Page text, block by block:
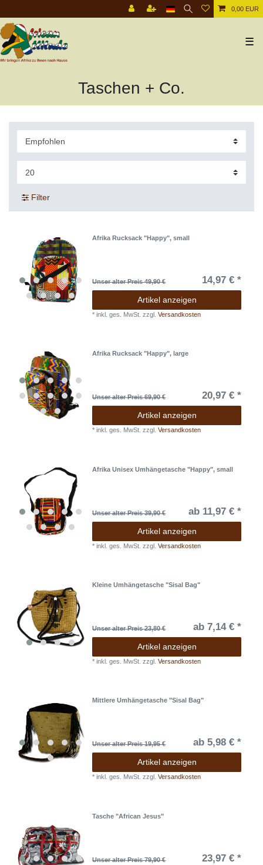
0,00 EUR
☰
Taschen + Co.
Filter
Afrika Rucksack "Happy", small
Unser alter Preis 49,90 € 14,97 € *
Artikel anzeigen
*inkl. ges. MwSt. zzgl.Versandkosten
Afrika Rucksack "Happy", large
Unser alter Preis 69,90 € 20,97 € *
Artikel anzeigen
*inkl. ges. MwSt. zzgl.Versandkosten
Afrika Unisex Umhängetasche "Happy", small
Unser alter Preis 39,90 € ab 11,97 € *
Artikel anzeigen
*inkl. ges. MwSt. zzgl.Versandkosten
Kleine Umhängetasche "Sisal Bag"
Unser alter Preis 23,80 € ab 7,14 € *
Artikel anzeigen
*inkl. ges. MwSt. zzgl.Versandkosten
Mittlere Umhängetasche "Sisal Bag"
Unser alter Preis 19,95 € ab 5,98 € *
Artikel anzeigen
*inkl. ges. MwSt. zzgl.Versandkosten
Tasche "African Jesus"
Unser alter Preis 79,90 € 23,97 € *